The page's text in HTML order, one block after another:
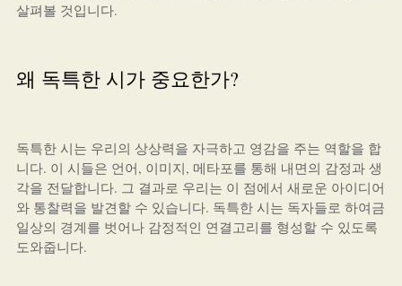
살펴볼 것입니다.
왜 독특한 시가 중요한가?
독특한 시는 우리의 상상력을 자극하고 영감을 주는 역할을 합
니다. 이 시들은 언어, 이미지, 메타포를 통해 내면의 감정과 생
각을 전달합니다. 그 결과로 우리는 이 점에서 새로운 아이디어
와 통찰력을 발견할 수 있습니다. 독특한 시는 독자들로 하여금
일상의 경계를 벗어나 감정적인 연결고리를 형성할 수 있도록
도와줍니다.